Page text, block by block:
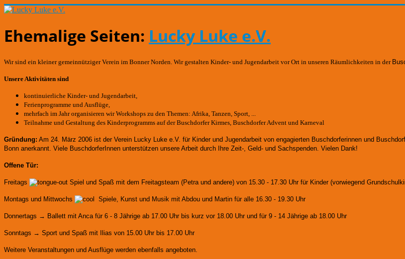
Ehemalige Seiten: Lucky Luke e.V.
Wir sind ein kleiner gemeinnütziger Verein im Bonner Norden. Wir gestalten Kinder- und Jugendarbeit vor Ort in unseren Räumlichkeiten in der
Unsere Aktivitäten sind
kontinuierliche Kinder- und Jugendarbeit,
Ferienprogramme und Ausflüge,
mehrfach im Jahr organisieren wir Workshops zu den Themen: Afrika, Tanzen, Sport, ...
Teilnahme und Gestaltung des Kinderprogramms auf der Buschdorfer Kirmes, Buschdorfer Advent und Karneval
Gründung: Am 24. März 2006 ist der Verein Lucky Luke e.V. für Kinder und Jugendarbeit von engagierten Buschdorferinnen und
Bonn anerkannt. Viele BuschdorferInnen unterstützen unsere Arbeit durch Ihre Zeit-, Geld- und Sachspenden. Vielen Dank!
Offene Tür:
Freitags Spiel und Spaß mit dem Freitagsteam (Petra und andere) von 15.30 - 17.30 Uhr für Kinder (vorwiegend
Montags und Mittwochs Spiele, Kunst und Musik mit Abdou und Martin für alle 16.30 - 19.30 Uhr
Donnertags → Ballett mit Anca für 6 - 8 Jährige ab 17.00 Uhr bis kurz vor 18.00 Uhr und für 9 - 14 Jährige ab 18.00 Uhr
Sonntags → Sport und Spaß mit Ilias von 15.00 Uhr bis 17.00 Uhr
Weitere Veranstaltungen und Ausflüge werden ebenfalls angeboten.